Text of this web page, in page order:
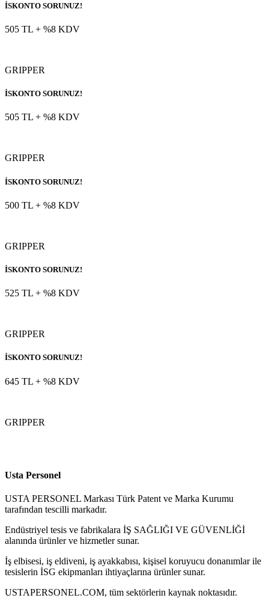
İSKONTO SORUNUZ!
505 TL + %8 KDV
GRIPPER
İSKONTO SORUNUZ!
505 TL + %8 KDV
GRIPPER
İSKONTO SORUNUZ!
500 TL + %8 KDV
GRIPPER
İSKONTO SORUNUZ!
525 TL + %8 KDV
GRIPPER
İSKONTO SORUNUZ!
645 TL + %8 KDV
GRIPPER
Usta Personel
USTA PERSONEL Markası Türk Patent ve Marka Kurumu
tarafından tescilli markadır.
Endüstriyel tesis ve fabrikalara İŞ SAĞLIĞI VE GÜVENLİĞİ
alanında ürünler ve hizmetler sunar.
İş elbisesi, iş eldiveni, iş ayakkabısı, kişisel koruyucu donanımlar ile
tesislerin İSG ekipmanları ihtiyaçlarına ürünler sunar.
USTAPERSONEL.COM, tüm sektörlerin kaynak noktasıdır.